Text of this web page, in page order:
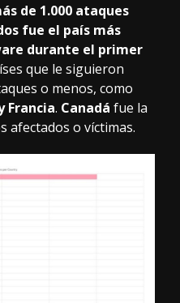
de 1.000 ataques
fue el país más
durante el primer
que le siguieron
o menos, como
Francia. Canadá fue la
afectados o víctimas.